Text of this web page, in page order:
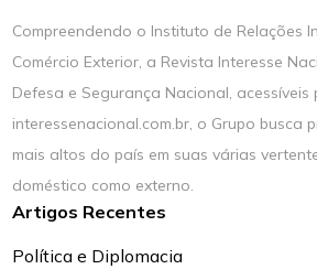
Compreendendo o Instituto de Relações
Comércio Exterior, a Revista Interesse
Defesa e Segurança Nacional, acessíveis
interessenacional.com.br, o Grupo busca
mais altos do país em suas várias
doméstico como externo.
Artigos Recentes
Política e Diplomacia